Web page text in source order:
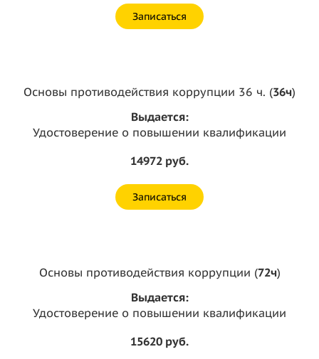
Записаться
Основы противодействия коррупции 36 ч. (36ч)
Выдается:
Удостоверение о повышении квалификации
14972 руб.
Записаться
Основы противодействия коррупции (72ч)
Выдается:
Удостоверение о повышении квалификации
15620 руб.